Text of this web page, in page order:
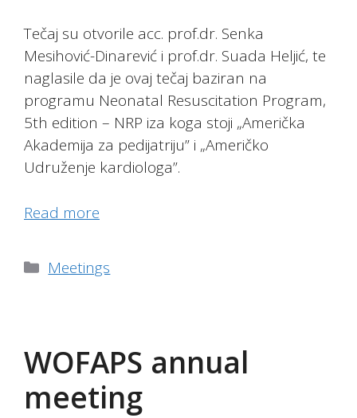
Tečaj su otvorile acc. prof.dr. Senka
Mesihović-Dinarević i prof.dr. Suada Heljić, te
naglasile da je ovaj tečaj baziran na
programu Neonatal Resuscitation Program,
5th edition – NRP iza koga stoji „Američka
Akademija za pedijatriju” i „Američko
Udruženje kardiologa”.
Read more
Categories
Meetings
WOFAPS annual
meeting